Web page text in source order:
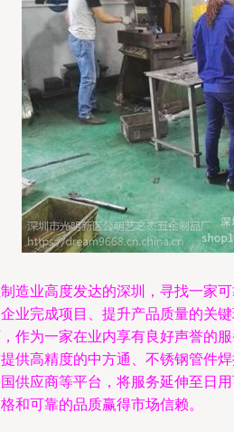
造业高度发达的深圳，寻找一家
业完成项目、提升产品质量的关
作为一家在业内享有良好声誉的
供高精度的中方通、不锈钢管件
供应商等平台，将服务延伸至日
和可靠的品质赢得市场信赖。